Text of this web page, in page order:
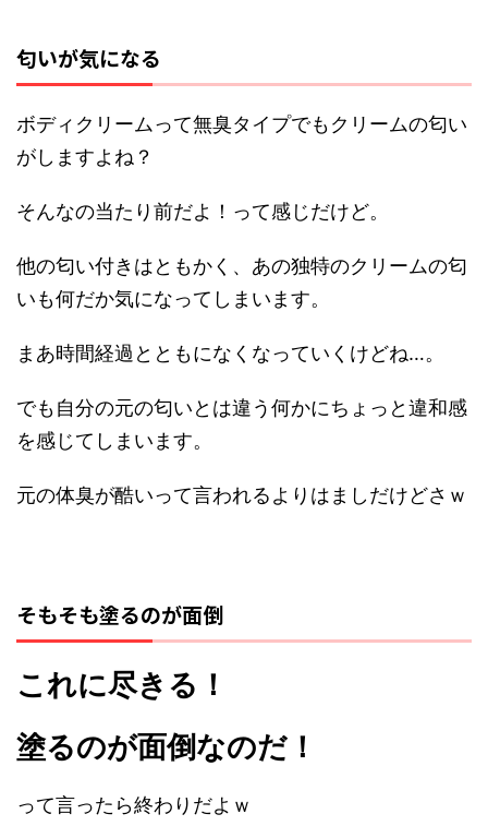
匂いが気になる
ボディクリームって無臭タイプでもクリームの匂い
がしますよね？
そんなの当たり前だよ！って感じだけど。
他の匂い付きはともかく、あの独特のクリームの匂
いも何だか気になってしまいます。
まあ時間経過とともになくなっていくけどね…。
でも自分の元の匂いとは違う何かにちょっと違和感
を感じてしまいます。
元の体臭が酷いって言われるよりはましだけどさｗ
そもそも塗るのが面倒
これに尽きる！
塗るのが面倒なのだ！
って言ったら終わりだよｗ